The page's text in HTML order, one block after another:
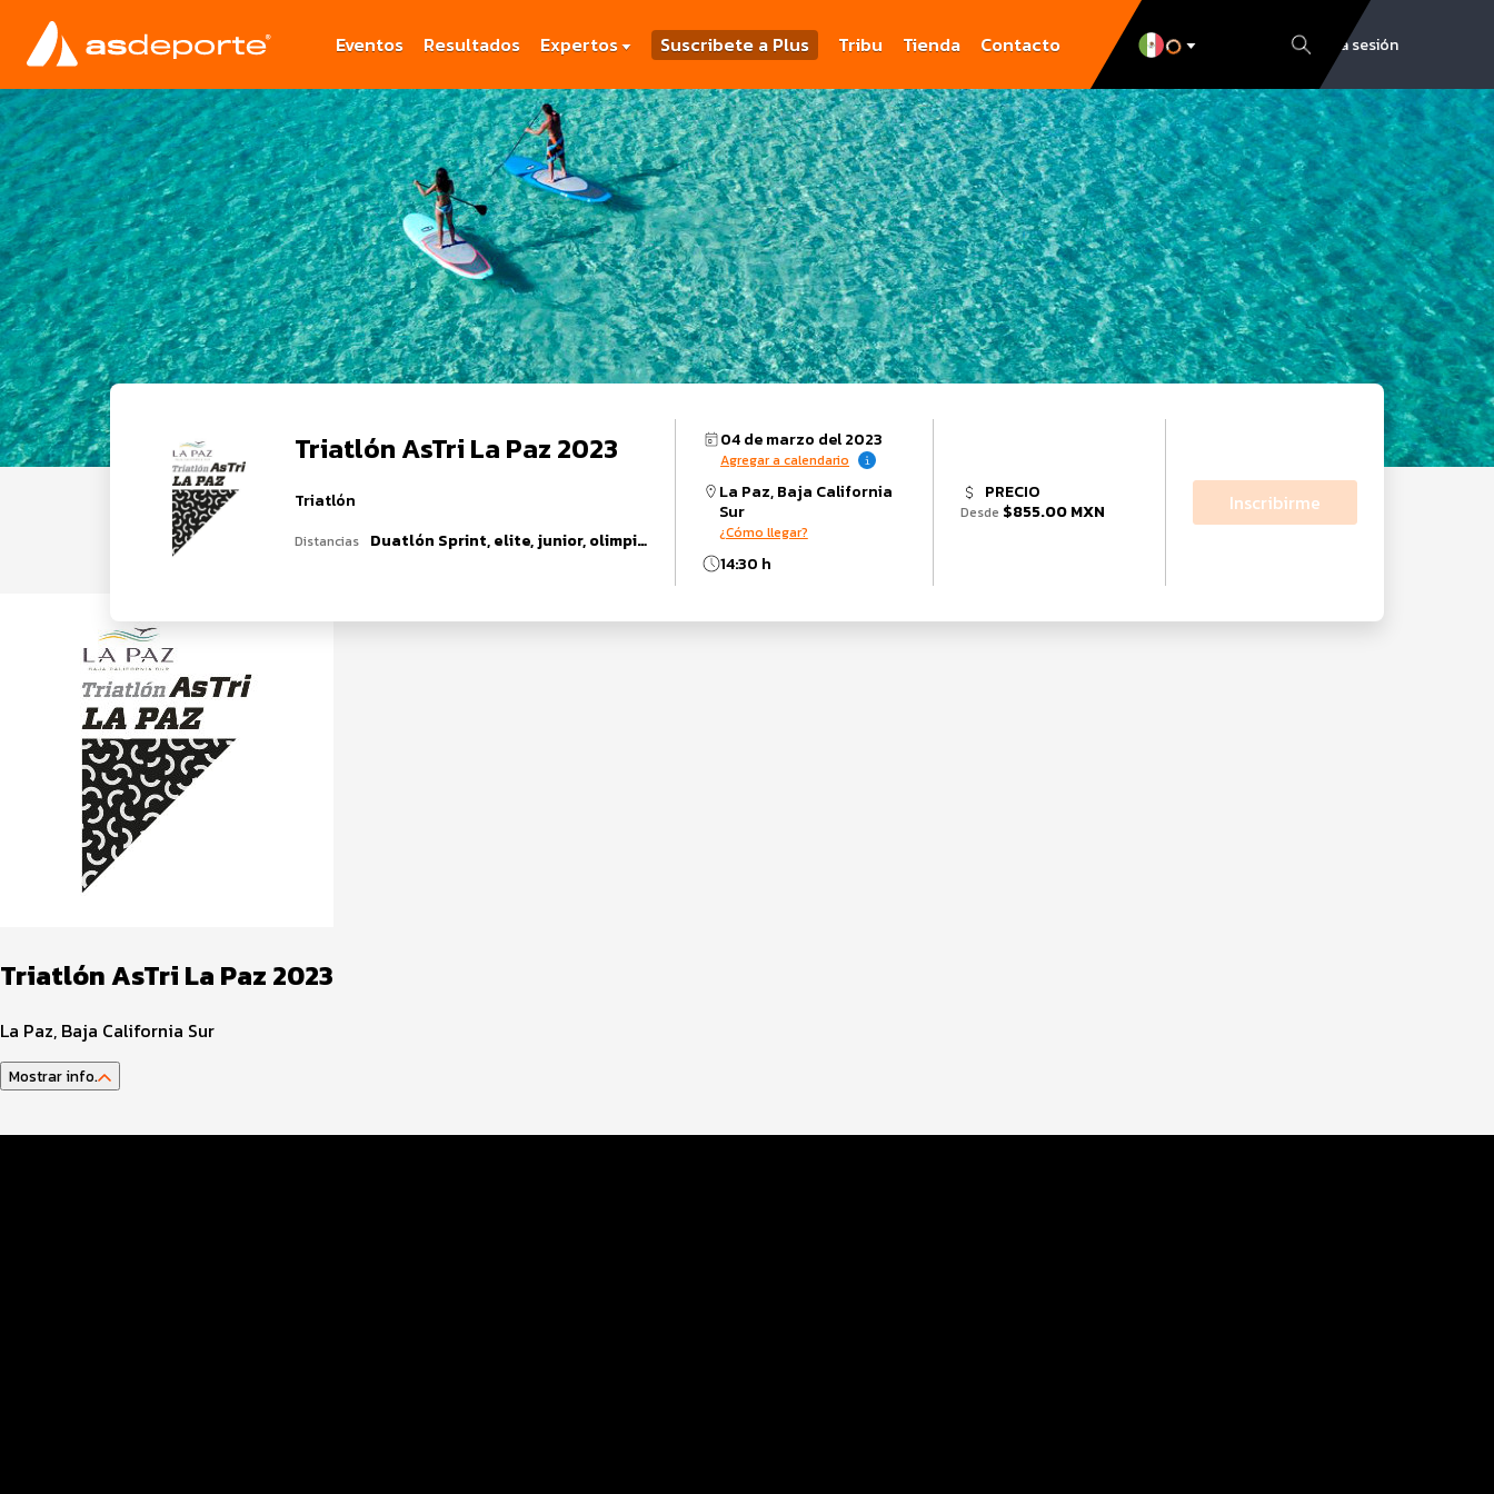
Eventos Resultados Expertos Suscribete a Plus Tribu Tienda Contacto Inicia sesión
Triatlón AsTri La Paz 2023
Triatlón
Distancias Duatlón Sprint, elite, junior, olimpico, relevos olimpico, relevos sprint, sprint, super sprint, Womanup
04 de marzo del 2023
Agregar a calendario
La Paz, Baja California
Sur
¿Cómo llegar?
14:30 h
PRECIO
Desde $855.00 MXN Inscribirme
Triatlón AsTri La Paz 2023
La Paz, Baja California Sur
Mostrar info.